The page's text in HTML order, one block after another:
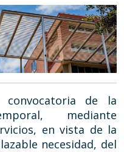
convocatoria de la
mediante
en vista de la
necesidad, del